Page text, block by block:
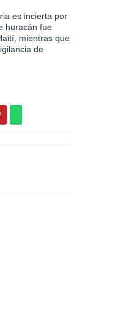
es incierta por
huracán fue
mientras que
de